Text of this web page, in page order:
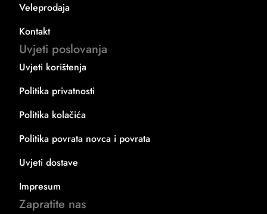
Veleprodaja
Kontakt
Uvjeti poslovanja
Uvjeti korištenja
Politika privatnosti
Politika kolačića
Politika povrata novca i povrata
Uvjeti dostave
Impresum
Zapratite nas